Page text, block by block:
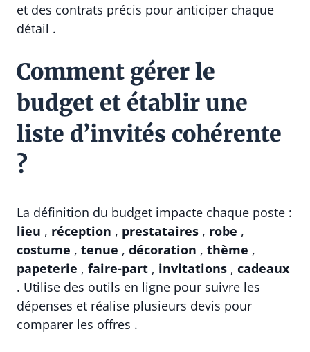
et des contrats précis pour anticiper chaque
détail .
Comment gérer le
budget et établir une
liste d’invités cohérente
?
La définition du budget impacte chaque poste :
lieu , réception , prestataires , robe ,
costume , tenue , décoration , thème ,
papeterie , faire-part , invitations , cadeaux
. Utilise des outils en ligne pour suivre les
dépenses et réalise plusieurs devis pour
comparer les offres .